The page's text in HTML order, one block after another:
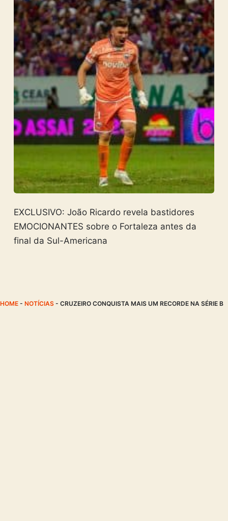
EXCLUSIVO: João Ricardo revela bastidores
EMOCIONANTES sobre o Fortaleza antes da
final da Sul-Americana
HOME - NOTÍCIAS - CRUZEIRO CONQUISTA MAIS UM RECORDE NA SÉRIE B